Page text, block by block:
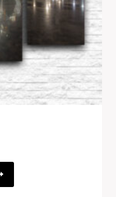
рсд
proizvod